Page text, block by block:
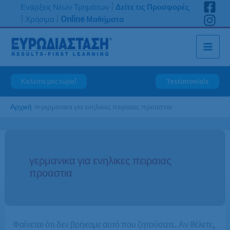
Μετάβαση
περιεχόμενο
Ενάρξεις Νέων Τμημάτων
Δείτε τις Προσφορές
Χρήσιμα Online Μαθήματα
Καλέστε μας τώρα! Testimonials
Αρχική »γερμανικα για ενηλικες πειραιας προαστια
γερμανικα για ενηλικες πειραιας
προαστια
Φαίνεται ότι δεν βρήκαμε αυτό που ζητούσατε. Αν θέλετε,